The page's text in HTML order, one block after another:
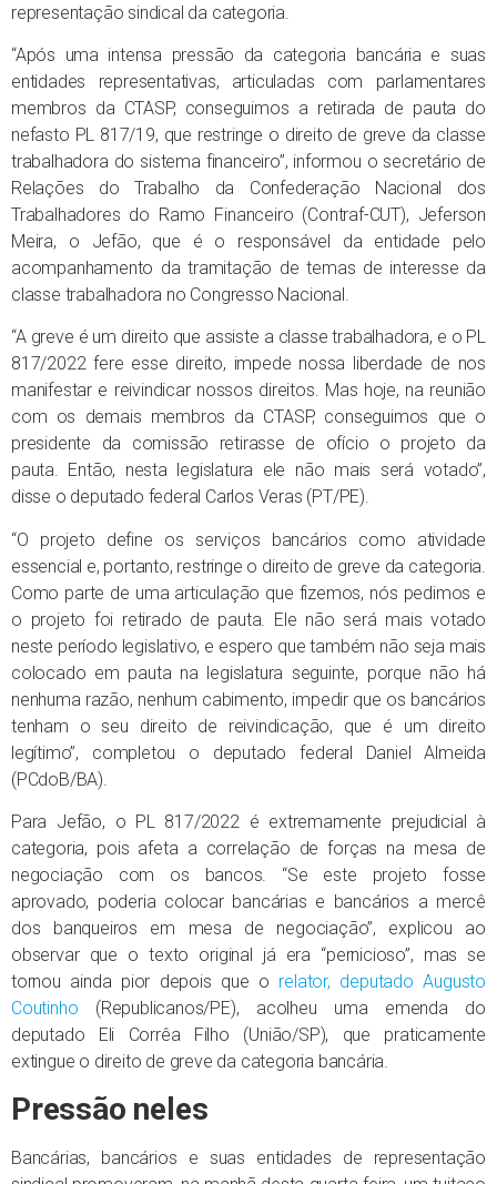
representação sindical da categoria.
“Após uma intensa pressão da categoria bancária e suas
entidades representativas, articuladas com parlamentares
membros da CTASP, conseguimos a retirada de pauta do
nefasto PL 817/19, que restringe o direito de greve da classe
trabalhadora do sistema financeiro”, informou o secretário de
Relações do Trabalho da Confederação Nacional dos
Trabalhadores do Ramo Financeiro (Contraf-CUT), Jeferson
Meira, o Jefão, que é o responsável da entidade pelo
acompanhamento da tramitação de temas de interesse da
classe trabalhadora no Congresso Nacional.
“A greve é um direito que assiste a classe trabalhadora, e o PL
817/2022 fere esse direito, impede nossa liberdade de nos
manifestar e reivindicar nossos direitos. Mas hoje, na reunião
com os demais membros da CTASP, conseguimos que o
presidente da comissão retirasse de ofício o projeto da
pauta. Então, nesta legislatura ele não mais será votado”,
disse o deputado federal Carlos Veras (PT/PE).
“O projeto define os serviços bancários como atividade
essencial e, portanto, restringe o direito de greve da categoria.
Como parte de uma articulação que fizemos, nós pedimos e
o projeto foi retirado de pauta. Ele não será mais votado
neste período legislativo, e espero que também não seja mais
colocado em pauta na legislatura seguinte, porque não há
nenhuma razão, nenhum cabimento, impedir que os bancários
tenham o seu direito de reivindicação, que é um direito
legítimo”, completou o deputado federal Daniel Almeida
(PCdoB/BA).
Para Jefão, o PL 817/2022 é extremamente prejudicial à
categoria, pois afeta a correlação de forças na mesa de
negociação com os bancos. “Se este projeto fosse
aprovado, poderia colocar bancárias e bancários a mercê
dos banqueiros em mesa de negociação”, explicou ao
observar que o texto original já era “pernicioso”, mas se
tornou ainda pior depois que o relator, deputado Augusto
Coutinho (Republicanos/PE), acolheu uma emenda do
deputado Eli Corrêa Filho (União/SP), que praticamente
extingue o direito de greve da categoria bancária.
Pressão neles
Bancárias, bancários e suas entidades de representação